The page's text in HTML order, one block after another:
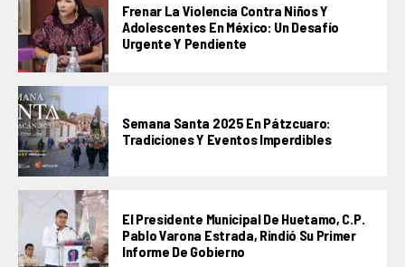
Frenar La Violencia Contra Niños Y
Adolescentes En México: Un Desafío
Urgente Y Pendiente
Semana Santa 2025 En Pátzcuaro:
Tradiciones Y Eventos Imperdibles
El Presidente Municipal De Huetamo, C.P.
Pablo Varona Estrada, Rindió Su Primer
Informe De Gobierno